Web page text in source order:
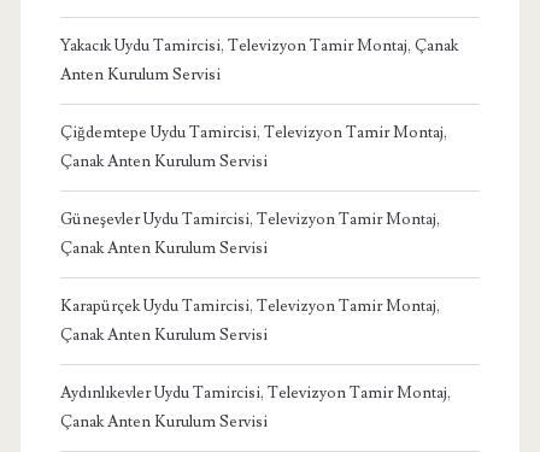
Yakacık Uydu Tamircisi, Televizyon Tamir Montaj, Çanak
Anten Kurulum Servisi
Çiğdemtepe Uydu Tamircisi, Televizyon Tamir Montaj,
Çanak Anten Kurulum Servisi
Güneşevler Uydu Tamircisi, Televizyon Tamir Montaj,
Çanak Anten Kurulum Servisi
Karapürçek Uydu Tamircisi, Televizyon Tamir Montaj,
Çanak Anten Kurulum Servisi
Aydınlıkevler Uydu Tamircisi, Televizyon Tamir Montaj,
Çanak Anten Kurulum Servisi